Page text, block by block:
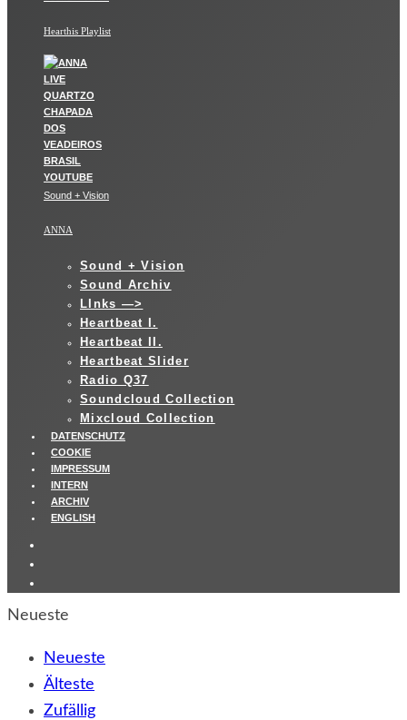
Hearthis Playlist
Sound + Vision
ANNA
Sound + Vision
Sound Archiv
LInks —>
Heartbeat I.
Heartbeat II.
Heartbeat Slider
Radio Q37
Soundcloud Collection
Mixcloud Collection
DATENSCHUTZ
COOKIE
IMPRESSUM
INTERN
ARCHIV
ENGLISH
Neueste
Neueste
Älteste
Zufällig